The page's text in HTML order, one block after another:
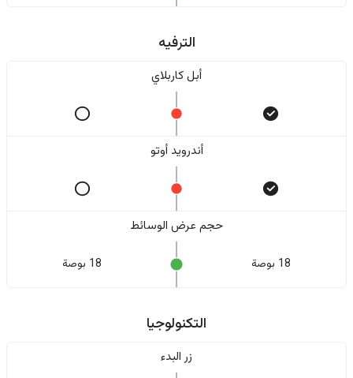
الترفيه
أبل كاربلاي
أندرويد أوتو
حجم عرض الوسائط
18 بوصة 18 بوصة
التكنولوجيا
زر البدء